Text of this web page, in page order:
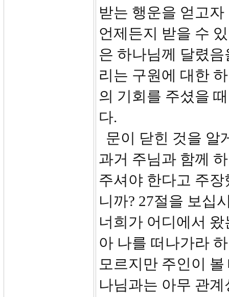
받는 행운을 얻고
언제든지 받을 수
은 하나님께 달렸
리는 구원에 대한
의 기회를 주셨을
다.
문이 닫힌 것을 알
과거 주님과 함께
주셔야 한다고 주
니까? 27절을 보십
너희가 어디에서
아 나를 떠나가라
모르지만 주인이
나님과는 아무 관